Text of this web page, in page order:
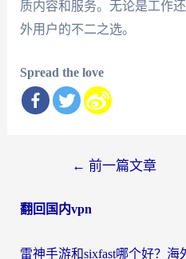
质内容和服务。无论是工作
外用户的不二之选。
Spread the love
导
← 前一篇文章
翻回国内vpn